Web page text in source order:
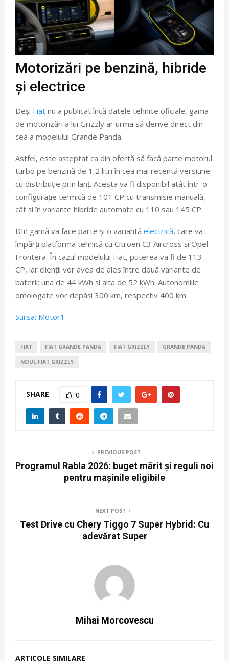
Motorizări pe benzină, hibride
și electrice
Deși Fiat nu a publicat încă datele tehnice oficiale, gama
de motorizări a lui Grizzly ar urma să derive direct din
cea a modelului Grande Panda.
Astfel, este așteptat ca din ofertă să facă parte motorul
turbo pe benzină de 1,2 litri în cea mai recentă versiune
cu distribuție prin lanț. Acesta va fi disponibil atât într-o
configurație termică de 101 CP cu transmisie manuală,
cât și în variante hibride automate cu 110 sau 145 CP.
DIn gamă va face parte și o variantă electrică, care va
împărți platforma tehnică cu Citroen C3 Aircross și Opel
Frontera. În cazul modelului Fiat, puterea va fi de 113
CP, iar clienții vor avea de ales între două variante de
baterii: una de 44 kWh și alta de 52 kWh. Autonomiile
omologate vor depăși 300 km, respectiv 400 km.
Sursa: Motor1
FIAT FIAT GRANDE PANDA FIAT GRIZZLY GRANDE PANDA
NOUL FIAT GRIZZLY
SHARE 0
PREVIOUS POST
Programul Rabla 2026: buget mărit și reguli noi
pentru mașinile eligibile
NEXT POST
Test Drive cu Chery Tiggo 7 Super Hybrid: Cu
adevărat Super
Mihai Morcovescu
ARTICOLE SIMILARE